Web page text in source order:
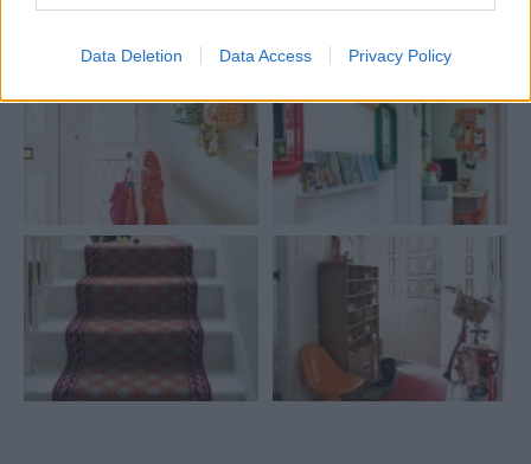
Data Deletion Data Access Privacy Policy